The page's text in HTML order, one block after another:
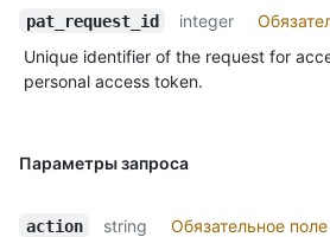
pat_request_id integer
Unique identifier of the request for
personal access token.
Параметры запроса
action string
Обязательное поле